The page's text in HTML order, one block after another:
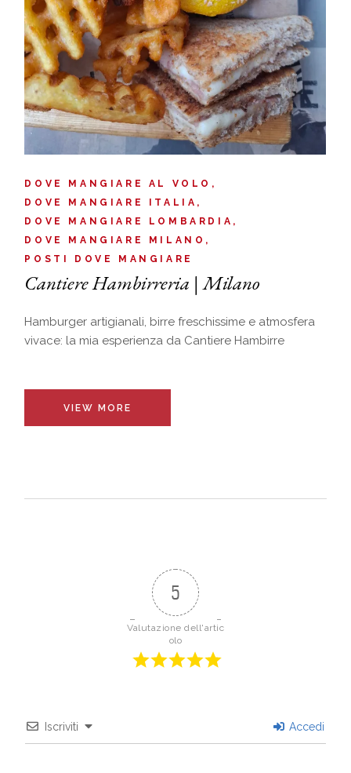
DOVE MANGIARE AL VOLO
DOVE MANGIARE ITALIA
DOVE MANGIARE LOMBARDIA
DOVE MANGIARE MILANO
POSTI DOVE MANGIARE
Cantiere Hambirreria | Milano
Hamburger artigianali, birre freschissime e atmosfera
vivace: la mia esperienza da Cantiere Hambirre
VIEW MORE
5
Valutazione dell'artic
olo
Iscriviti Accedi